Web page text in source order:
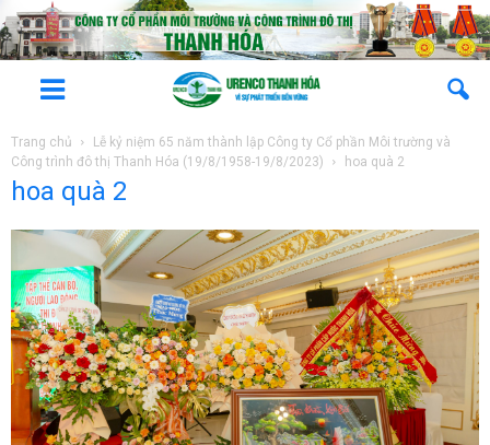
Trang chủ
Lễ kỷ niệm 65 năm thành lập Công ty Cổ phần Môi trường và
Công trình đô thị Thanh Hóa (19/8/1958-19/8/2023)
hoa quà 2
hoa quà 2